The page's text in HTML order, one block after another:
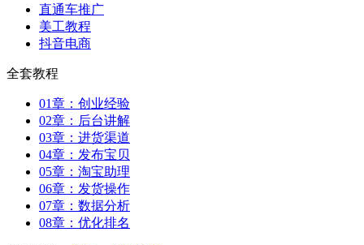
直通车推广
美工教程
抖音电商
全套教程
01章：创业经验
02章：后台讲解
03章：进货渠道
04章：发布宝贝
05章：淘宝助理
06章：发货操作
07章：数据分析
08章：优化排名